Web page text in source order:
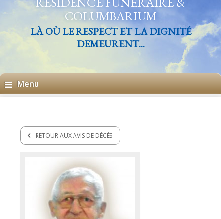
COLUMBARIUM
LÀ OÙ LE RESPECT ET LA DIGNITÉ
DEMEURENT...
Menu
RETOUR AUX AVIS DE DÉCÈS